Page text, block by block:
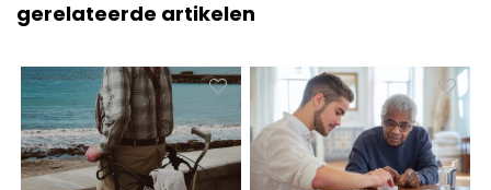
gerelateerde artikelen